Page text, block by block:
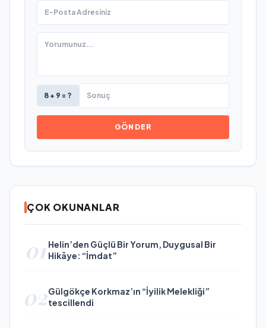
8 + 9 = ?
GÖNDER
ÇOK OKUNANLAR
01 Helin’den Güçlü Bir Yorum, Duygusal Bir
Hikâye: “İmdat”
02Gülgökçe Korkmaz’ın “İyilik Melekliği”
tescillendi